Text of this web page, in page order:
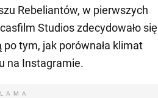
Rebeliantów, w pierwszych
Studios zdecydowało się
tym, jak porównała klimat
na Instagramie.